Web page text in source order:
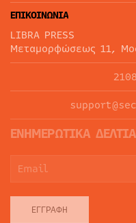
ΕΠΙΚΟΙΝΩΝΙΑ
LIBRA PRESS
Μεταμορφώσεως 11,
ΕΝΗΜΕΡΩΤΙΚΑ ΔΕΛΤΙΑ
ΕΓΓΡΑΦΉ